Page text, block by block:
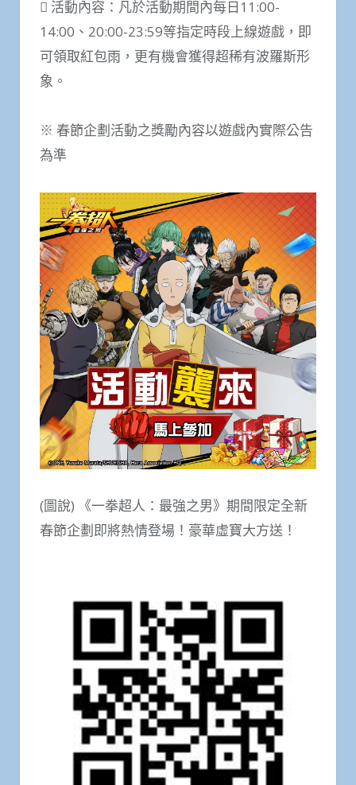
 活動內容：凡於活動期間內每日11:00-
14:00、20:00-23:59等指定時段上線遊戲，即
可領取紅包雨，更有機會獲得超稀有波羅斯形
象。
※ 春節企劃活動之獎勵內容以遊戲內實際公告
為準
(圖說) 《一拳超人：最強之男》期間限定全新
春節企劃即將熱情登場！豪華虛寶大方送！